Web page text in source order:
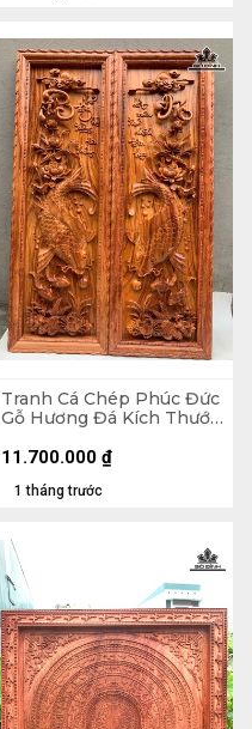
Tranh Cá Chép Phúc Đức
Gỗ Hương Đá Kích Thước
1 tháng trước
11.700.000 ₫